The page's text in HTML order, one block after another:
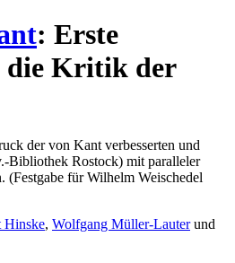
: Erste
die Kritik der
der von Kant verbesserten und
Bibliothek Rostock) mit paralleler
(Festgabe für Wilhelm Weischedel
Hinske, Wolfgang Müller-Lauterund